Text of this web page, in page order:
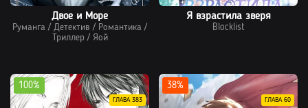
Двое и Море
Руманга / Детектив / Романтика /
Триллер / Яой
Я взрастила зверя
Blocklist
100%
ГЛАВА 383
38%
ГЛАВА 60